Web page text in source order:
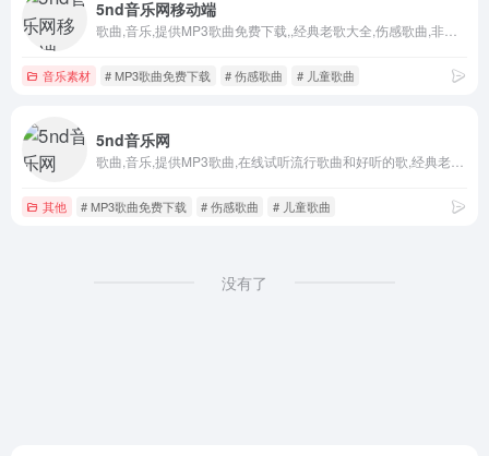
5nd音乐网移动端
音乐素材 # MP3歌曲免费下载 # 伤感歌曲 # 儿童歌曲
5nd音乐网
其他 # MP3歌曲免费下载 # 伤感歌曲 # 儿童歌曲
没有了